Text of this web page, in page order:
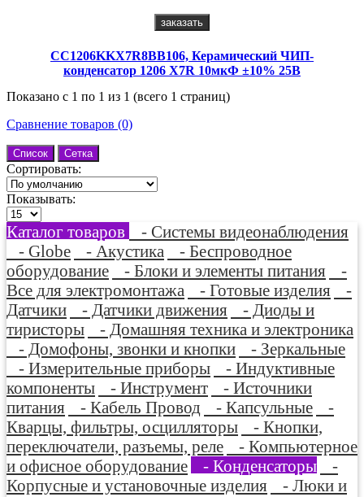
заказать
CC1206KKX7R8BB106, Керамический ЧИП-
конденсатор 1206 X7R 10мкФ ±10% 25В
Показано с 1 по 1 из 1 (всего 1 страниц)
Сравнение товаров (0)
Список Сетка
Сортировать:
Показывать:
Каталог товаров
- Системы видеонаблюдения
- Globe
- Акустика
- Беспроводное
оборудование
- Блоки и элементы питания
-
Все для электромонтажа
- Готовые изделия
-
Датчики
- Датчики движения
- Диоды и
тиристоры
- Домашняя техника и электроника
- Домофоны, звонки и кнопки
- Зеркальные
- Измерительные приборы
- Индуктивные
компоненты
- Инструмент
- Источники
питания
- Кабель Провод - Капсульные
-
Кварцы, фильтры, осцилляторы
- Кнопки,
переключатели, разъемы, реле
- Компьютерное
и офисное оборудование
- Конденсаторы
-
Корпусные и установочные изделия
- Люки и